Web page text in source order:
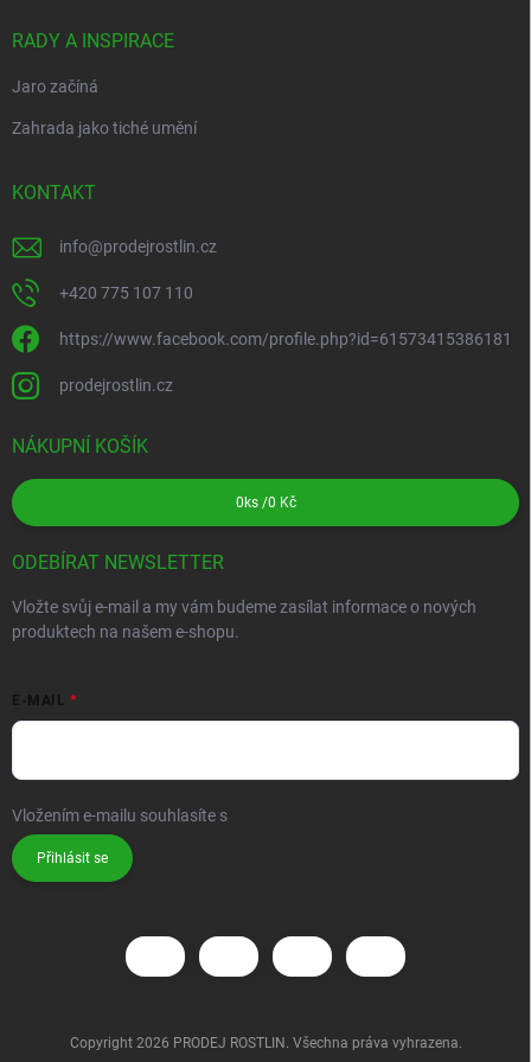
RADY A INSPIRACE
Jaro začíná
Zahrada jako tiché umění
KONTAKT
info@prodejrostlin.cz
+420 775 107 110
https://www.facebook.com/profile.php?id=61573415386181
prodejrostlin.cz
NÁKUPNÍ KOŠÍK
0 ks /0 Kč
ODEBÍRAT NEWSLETTER
Vložte svůj e-mail a my vám budeme zasílat informace o nových
produktech na našem e-shopu.
E-MAIL
Vložením e-mailu souhlasíte s
Přihlásit se
Copyright 2026 PRODEJ ROSTLIN . Všechna práva vyhrazena.